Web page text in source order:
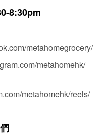
8:30pm
metahomegrocery/
metahomehk/
metahomehk/reels/